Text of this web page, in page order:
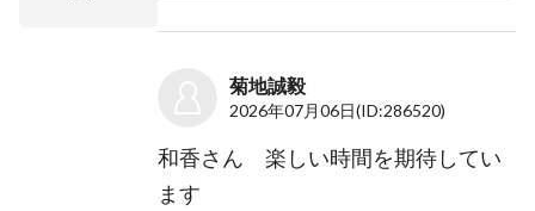
菊地誠毅
2026年07月06日(ID:286520)
和香さん 楽しい時間を期待してい
ます